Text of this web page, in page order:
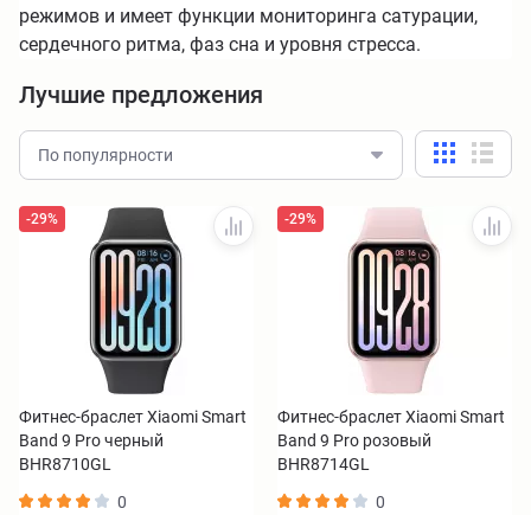
режимов и имеет функции мониторинга сатурации,
сердечного ритма, фаз сна и уровня стресса.
Лучшие предложения
По популярности
-29%
Фитнес-браслет Xiaomi Smart
Band 9 Pro черный
BHR8710GL
0
-29%
Фитнес-браслет Xiaomi Smart
Band 9 Pro розовый
BHR8714GL
0